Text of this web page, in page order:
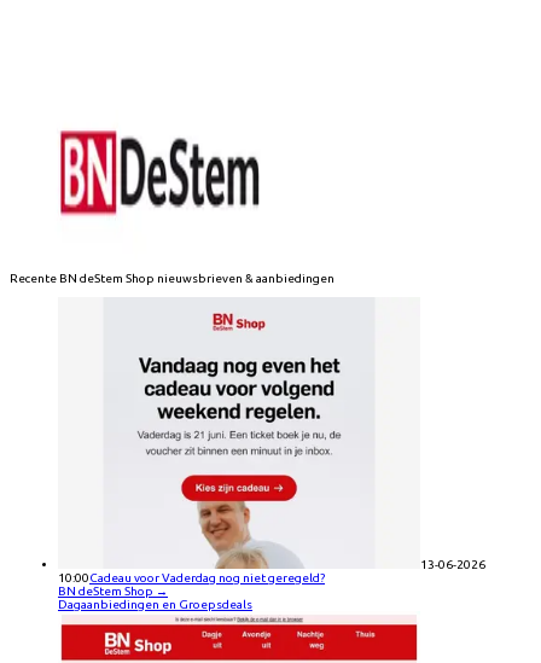
Recente BN deStem Shop nieuwsbrieven & aanbiedingen
13-06-2026
10:00Cadeau voor Vaderdag nog niet geregeld?
BN deStem Shop →
Dagaanbiedingen en Groepsdeals